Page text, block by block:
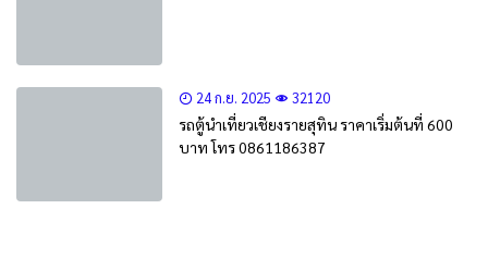
24 ก.ย. 2025 32120
รถตู้นำเที่ยวเชียงรายสุทิน ราคาเริ่มต้นที่ 600
บาท โทร 0861186387